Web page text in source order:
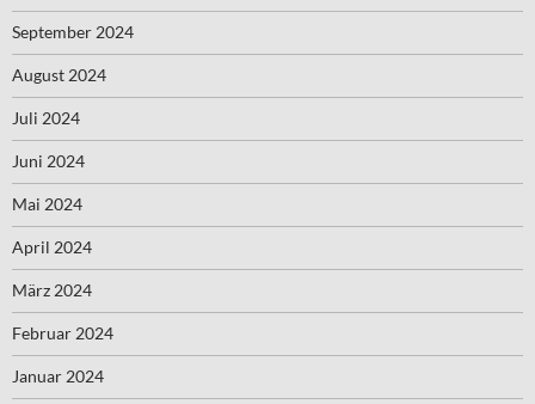
September 2024
August 2024
Juli 2024
Juni 2024
Mai 2024
April 2024
März 2024
Februar 2024
Januar 2024